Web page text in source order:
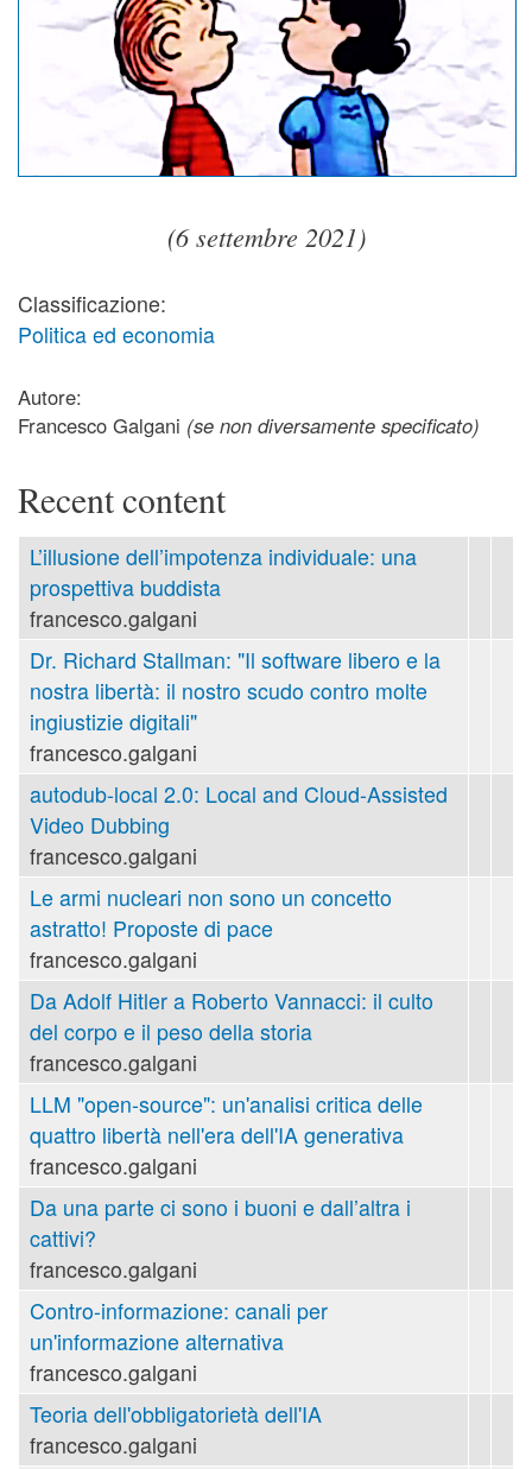
(6 settembre 2021)
Classificazione:
Politica ed economia
Autore:
Francesco Galgani (se non diversamente specificato)
Recent content
L’illusione dell’impotenza individuale: una
prospettiva buddista
francesco.galgani
Dr. Richard Stallman: "Il software libero e la
nostra libertà: il nostro scudo contro molte
ingiustizie digitali"
francesco.galgani
autodub-local 2.0: Local and Cloud-Assisted
Video Dubbing
francesco.galgani
Le armi nucleari non sono un concetto
astratto! Proposte di pace
francesco.galgani
Da Adolf Hitler a Roberto Vannacci: il culto
del corpo e il peso della storia
francesco.galgani
LLM "open-source": un'analisi critica delle
quattro libertà nell'era dell'IA generativa
francesco.galgani
Da una parte ci sono i buoni e dall’altra i
cattivi?
francesco.galgani
Contro-informazione: canali per
un'informazione alternativa
francesco.galgani
Teoria dell'obbligatorietà dell'IA
francesco.galgani